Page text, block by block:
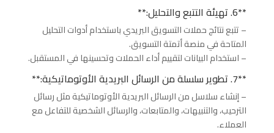
**6. تهيئة التتبع والتحليل:**
– تتبع نتائج حملات التسويق البريدي باستخدام أدوات التحليل
المتاحة في منصة أتمتة التسويق.
– استخدام البيانات لتقييم أداء الحملات وتحسينها في المستقبل.
**7. تطوير سلسلة من الرسائل البريدية الأوتوماتيكية:**
– إنشاء سلاسل من الرسائل البريدية الأوتوماتيكية مثل رسائل
الترحيب، والتنبيهات، والمتابعات، والرسائل الشخصية للتفاعل مع
العملاء.